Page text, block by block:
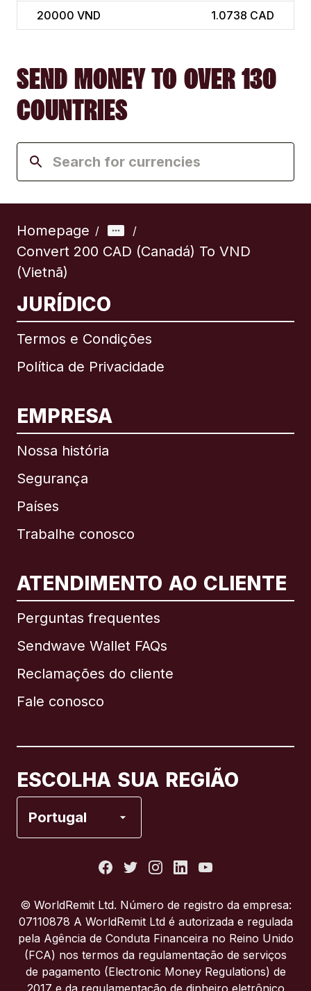
20000 VND 1.0738 CAD
SEND MONEY TO OVER 130
COUNTRIES
Homepage / /
Convert 200 CAD (Canadá) To VND
(Vietnã)
JURÍDICO
Termos e Condições
Política de Privacidade
EMPRESA
Nossa história
Segurança
Países
Trabalhe conosco
ATENDIMENTO AO CLIENTE
Perguntas frequentes
Sendwave Wallet FAQs
Reclamações do cliente
Fale conosco
ESCOLHA SUA REGIÃO
Portugal
Internacional English
Brasil
Itália
Portugal
© WorldRemit Ltd. Número de registro da empresa:
07110878 A WorldRemit Ltd é autorizada e regulada
pela Agência de Conduta Financeira no Reino Unido
(FCA) nos termos da regulamentação de serviços
de pagamento (Electronic Money Regulations) de